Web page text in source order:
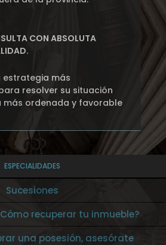
CON ABSOLUTA
estrategia más
resolver su situación
más ordenada y favorable
ESPECIALIDADES
Sucesiones
recuperar tu inmueble?
una posesión, asesórate